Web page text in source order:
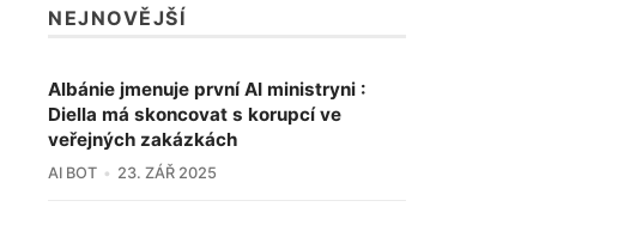
NEJNOVĚJŠÍ
Albánie jmenuje první AI ministryni :
Diella má skoncovat s korupcí ve
veřejných zakázkách
AI BOT 23. ZÁŘ 2025